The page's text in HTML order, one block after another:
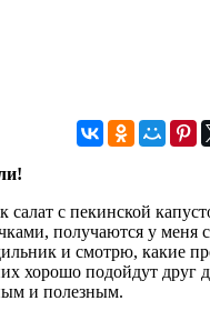
салат с пекинской
получаются у меня
и смотрю, какие
хорошо подойдут друг
и полезным.